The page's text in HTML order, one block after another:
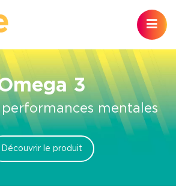
3
mentales
Découvrir le produit